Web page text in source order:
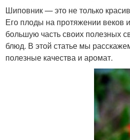
Шиповник — это не только
Его плоды на протяжении веков
большую часть своих полезных
блюд. В этой статье мы
полезные качества и аромат.